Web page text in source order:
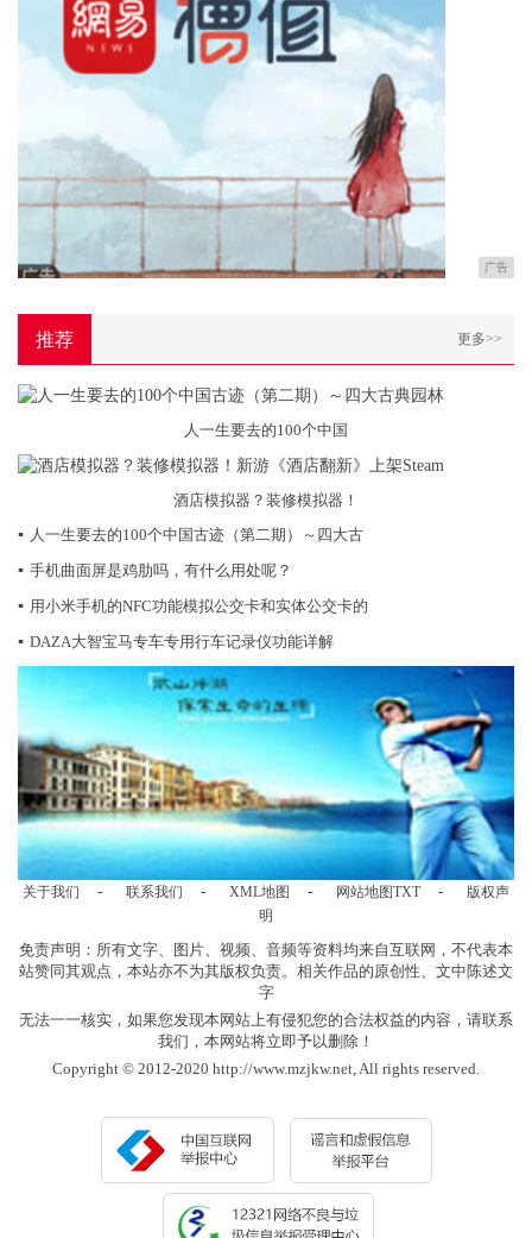
广告
推荐 更多>>
人一生要去的100个中国
酒店模拟器？装修模拟器！
▪ 人一生要去的100个中国古迹（第二期）～四大古
▪ 手机曲面屏是鸡肋吗，有什么用处呢？
▪ 用小米手机的NFC功能模拟公交卡和实体公交卡的
▪ DAZA大智宝马专车专用行车记录仪功能详解
关于我们 - 联系我们 - XML地图 - 网站地图TXT -
版权声
明
免责声明：所有文字、图片、视频、音频等资料均来自互联网，不代表本
站赞同其观点，本站亦不为其版权负责。相关作品的原创性、文中陈述文
字
无法一一核实，如果您发现本网站上有侵犯您的合法权益的内容，请联系
我们，本网站将立即予以删除！
Copyright © 2012-2020 http://www.mzjkw.net, All rights reserved.